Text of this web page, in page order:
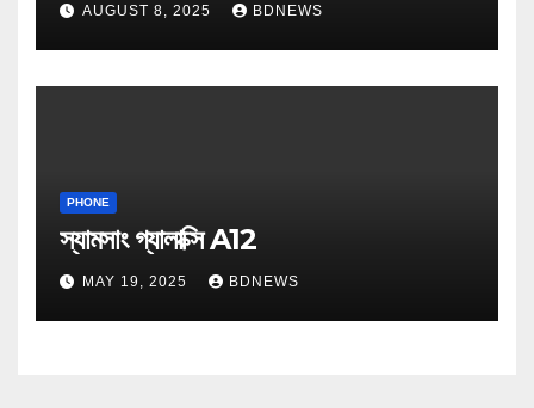
AUGUST 8, 2025 BDNEWS
PHONE
স্যামসাং গ্যালাক্সি A12
MAY 19, 2025 BDNEWS